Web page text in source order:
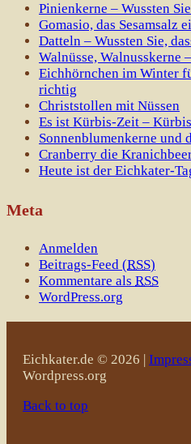
Pinienkerne – Wussten
Gomasio, das Sesamsalz
Datteln – Wussten Sie,
Walnüsse, Walnusskerne
Eichhörnchen im Winter
richtig
Christstollen mit Nüssen
Es ist Kürbis-Zeit –
Sonnenblumenkerne und
Cranberry die
Heute ist der Eichkater-
Meta
Anmelden
Beitrags-Feed (RSS)
Kommentare als RSS
WordPress.org
Eichkater.de © 2026 |
Wordpress.org
Back to top